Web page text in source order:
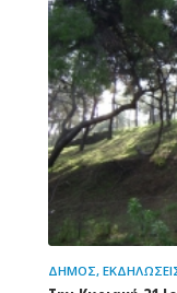
ΔΉΜΟΣ,